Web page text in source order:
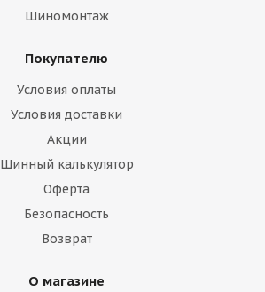
Шиномонтаж
Покупателю
Условия оплаты
Условия доставки
Акции
Шинный калькулятор
Оферта
Безопасность
Возврат
О магазине